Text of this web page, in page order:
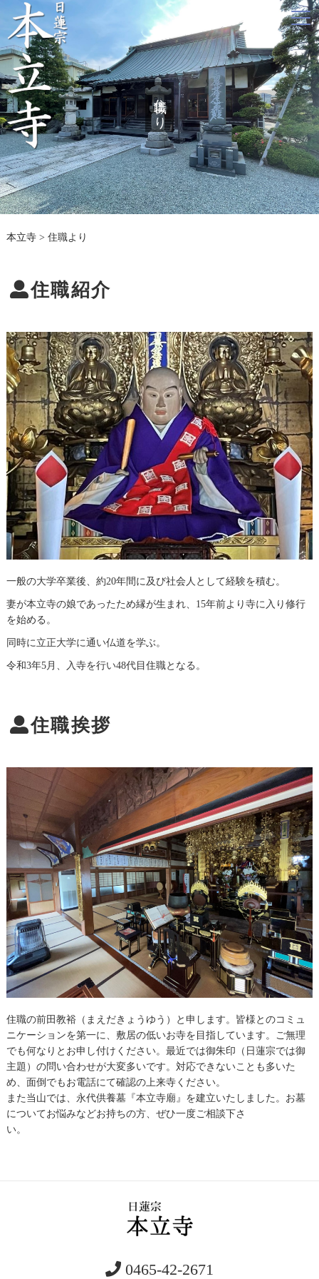
住職より
本立寺> 住職より
住職紹介
一般の大学卒業後、約20年間に及び社会人として経験を積む。
妻が本立寺の娘であったため縁が生まれ、15年前より寺に入り修行
を始める。
同時に立正大学に通い仏道を学ぶ。
令和3年5月、入寺を行い48代目住職となる。
住職挨拶
住職の前田教裕（まえだきょうゆう）と申します。皆様とのコミュ
ニケーションを第一に、敷居の低いお寺を目指しています。ご無理
でも何なりとお申し付けください。最近では御朱印（日蓮宗では御
主題）の問い合わせが大変多いです。対応できないことも多いた
め、面倒でもお電話にて確認の上来寺ください。
また当山では、永代供養墓『本立寺廟』を建立いたしました。お墓
についてお悩みなどお持ちの方、ぜひ一度ご相談下さ
い。
0465-42-2671